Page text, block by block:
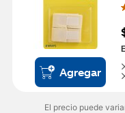
Agregar
El precio puede